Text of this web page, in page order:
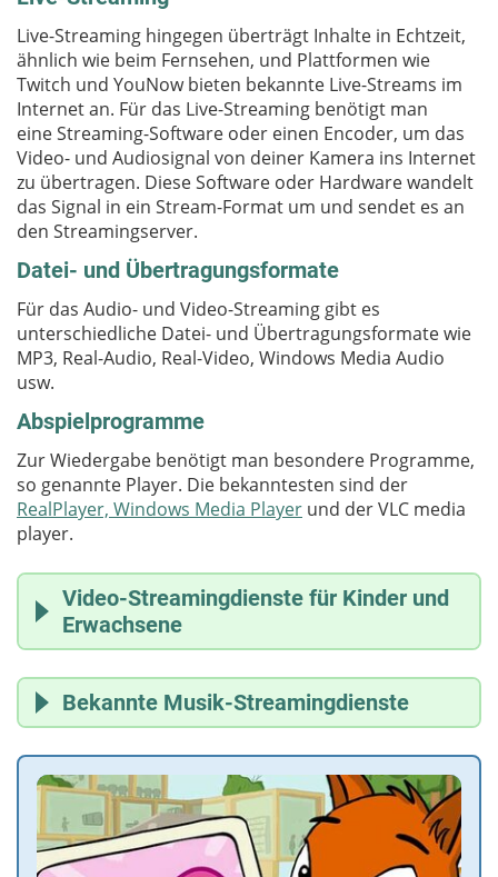
Live-Streaming hingegen überträgt Inhalte in Echtzeit,
ähnlich wie beim Fernsehen, und Plattformen wie
Twitch und YouNow bieten bekannte Live-Streams im
Internet an. Für das Live-Streaming benötigt man
eine Streaming-Software oder einen Encoder, um das
Video- und Audiosignal von deiner Kamera ins Internet
zu übertragen. Diese Software oder Hardware wandelt
das Signal in ein Stream-Format um und sendet es an
den Streamingserver.
Datei- und Übertragungsformate
Für das Audio- und Video-Streaming gibt es
unterschiedliche Datei- und Übertragungsformate wie
MP3, Real-Audio, Real-Video, Windows Media Audio
usw.
Abspielprogramme
Zur Wiedergabe benötigt man besondere Programme,
so genannte Player. Die bekanntesten sind der
RealPlayer, Windows Media Player und der VLC media
player.
Video-Streamingdienste für Kinder und
Erwachsene
Kika.de
Kika.de bietet eine Vielfalt an bunten Inhalten für
anschauen, einige sogar in Gebärdensprache oder
zum Hören.
Toggo
Toggo ist der kostenlose Streaming-Service von
Bekannte Musik-Streamingdienste
Die meisten Musik‑Plattformen sindab 13 Jahren
erlaubt, wenn eure Eltern einverstanden sind.
Ansonsten darf man die Plattformen ab 18 Jahren
nutzen.
Spotify